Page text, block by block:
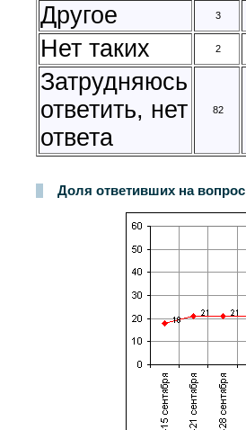
Другое 3
Нет таких 2
Затрудняюсь
ответить, нет
ответа
82
Доля ответивших на вопрос